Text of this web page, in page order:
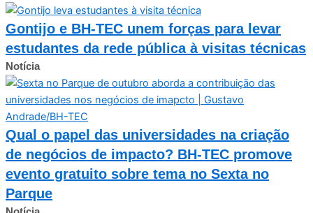
Gontijo e BH-TEC unem forças para levar
estudantes da rede pública à visitas técnicas
Notícia
Qual o papel das universidades na criação
de negócios de impacto? BH-TEC promove
evento gratuito sobre tema no Sexta no
Parque